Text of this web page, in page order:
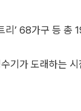
리’ 68가구 등 총
기가 도래하는